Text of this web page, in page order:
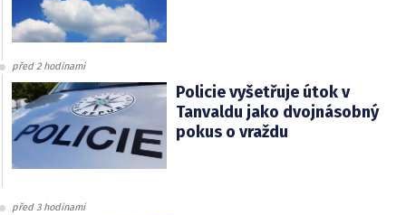
před 2 hodinami
Policie vyšetřuje útok v
Tanvaldu jako dvojnásobný
pokus o vraždu
před 3 hodinami